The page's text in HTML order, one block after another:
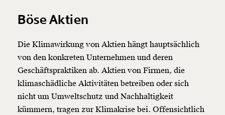
BöseAktien
Die Klimawirkung von Aktien hängt hauptsächlich
von den konkreten Unternehmen und deren
Geschäftspraktiken ab. Aktien von Firmen, die
klimaschädliche Aktivitäten betreiben oder sich
nicht um Umweltschutz und Nachhaltigkeit
kümmern, tragen zur Klimakrise bei. Offensichtlich